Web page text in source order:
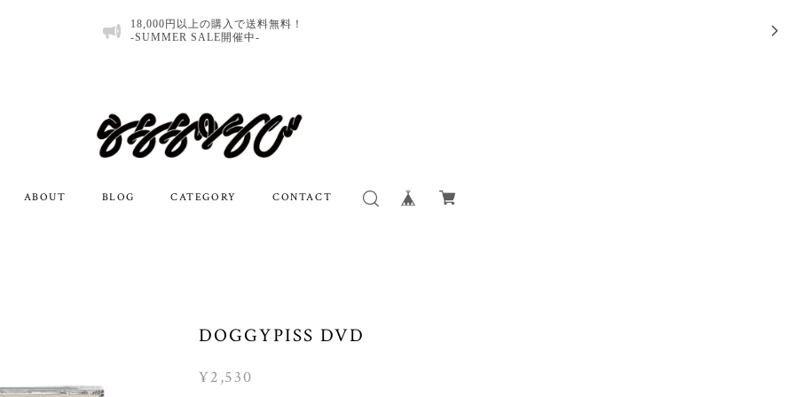
18,000円以上の購入で送料無料！
-SUMMER SALE開催中-
ABOUT BLOG CATEGORY CONTACT
DOGGYPISS DVD
¥2,530